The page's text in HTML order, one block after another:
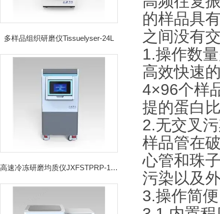
多样品组织研磨仪Tissuelyser-24L
高速冷冻研磨均质仪JXFSTPRP-192CL
的样品具
之间没有
1.操作数
高效快速
4×96个样
提的蛋白
2.无交叉
样品管在
心管和珠
污染以及
3.操作简便